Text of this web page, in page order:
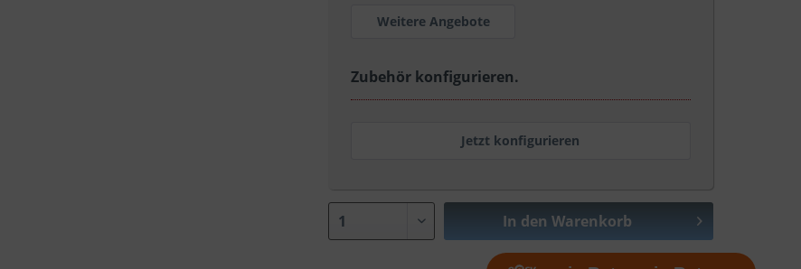
Weitere Angebote
Zubehör konfigurieren.
Jetzt konfigurieren
In den Warenkorb